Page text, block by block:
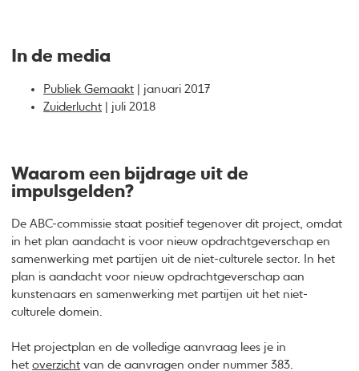
In de media
Publiek Gemaakt | januari 2017
Zuiderlucht | juli 2018
Waarom een bijdrage uit de
impulsgelden?
De ABC-commissie staat positief tegenover dit project, omdat
in het plan aandacht is voor nieuw opdrachtgeverschap en
samenwerking met partijen uit de niet-culturele sector. In het
plan is aandacht voor nieuw opdrachtgeverschap aan
kunstenaars en samenwerking met partijen uit het niet-
culturele domein.
Het projectplan en de volledige aanvraag lees je in
hetoverzicht van de aanvragen onder nummer 383.